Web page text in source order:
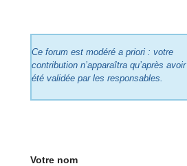
Ce forum est modéré a priori : votre
contribution n’apparaîtra qu’après avoir
été validée par les responsables.
Votre nom